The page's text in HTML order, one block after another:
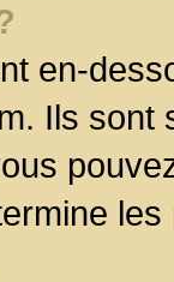
en-
Ils